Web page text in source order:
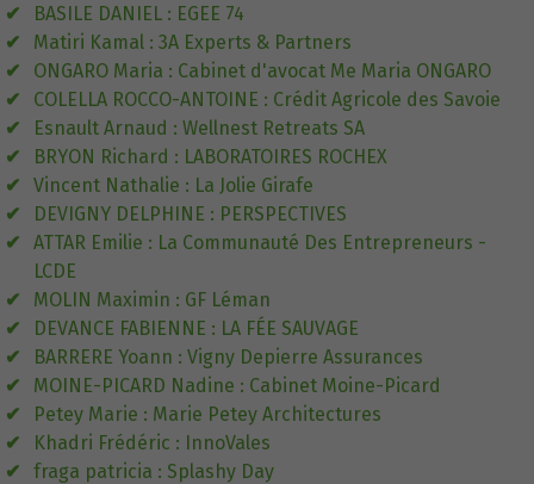
BASILE DANIEL : EGEE 74
Matiri Kamal : 3A Experts & Partners
ONGARO Maria : Cabinet d'avocat Me Maria ONGARO
COLELLA ROCCO-ANTOINE : Crédit Agricole des Savoie
Esnault Arnaud : Wellnest Retreats SA
BRYON Richard : LABORATOIRES ROCHEX
Vincent Nathalie : La Jolie Girafe
DEVIGNY DELPHINE : PERSPECTIVES
ATTAR Emilie : La Communauté Des Entrepreneurs -
LCDE
MOLIN Maximin : GF Léman
DEVANCE FABIENNE : LA FÉE SAUVAGE
BARRERE Yoann : Vigny Depierre Assurances
MOINE-PICARD Nadine : Cabinet Moine-Picard
Petey Marie : Marie Petey Architectures
Khadri Frédéric : InnoVales
fraga patricia : Splashy Day